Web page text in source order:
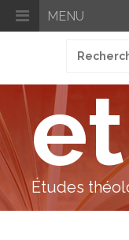
MENU
pour
Études